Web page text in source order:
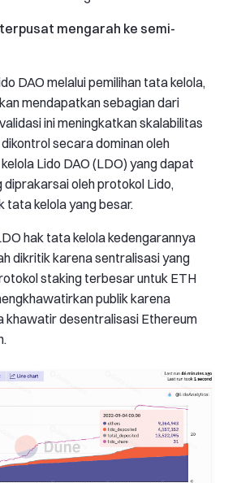
mengarah ke semi-
DAO melalui pemilihan tata kelola,
mendapatkan sebagian dari
ini meningkatkan skalabilitas
secara dominan oleh
Lido DAO (LDO) yang dapat
diprakarsai oleh protokol Lido,
tata kelola yang besar.
hak tata kelola kedengarannya
dikritik karena sentralisasi yang
staking terbesar untuk ETH
publik karena
khawatir desentralisasi Ethereum